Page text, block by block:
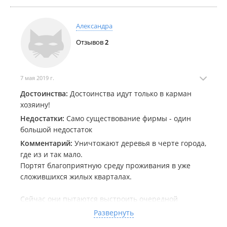
Александра
Отзывов2
7 мая 2019 г.
Достоинства: Достоинства идут только в карман
хозяину!
Недостатки: Само существование фирмы - один
большой недостаток
Комментарий: Уничтожают деревья в черте города,
где из и так мало.
Портят благоприятную среду проживания в уже
сложившихся жилых кварталах.
Сейчас они пытаются выстроить очередной
муравейник возле дома Надибаидзе 1. Вырубить все
деревья, лишить детей зеленой полянки, зимней
Развернуть